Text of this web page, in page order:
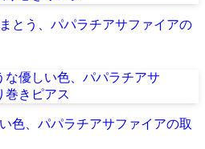
とう、パパラチアサファイアの
色、パパラチアサファイアの取